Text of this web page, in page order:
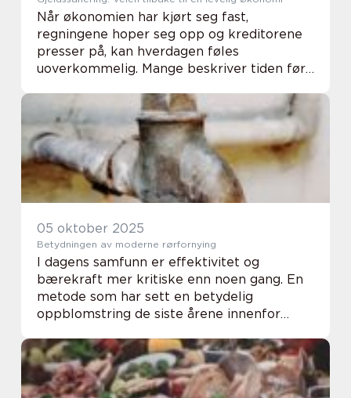
Når økonomien har kjørt seg fast,
regningene hoper seg opp og kreditorene
presser på, kan hverdagen føles
uoverkommelig. Mange beskriver tiden før
konsta...
05 oktober 2025
Betydningen av moderne rørfornying
I dagens samfunn er effektivitet og
bærekraft mer kritiske enn noen gang. En
metode som har sett en betydelig
oppblomstring de siste årene innenfor
teknikken, som tillater oppgradering av
eksist...